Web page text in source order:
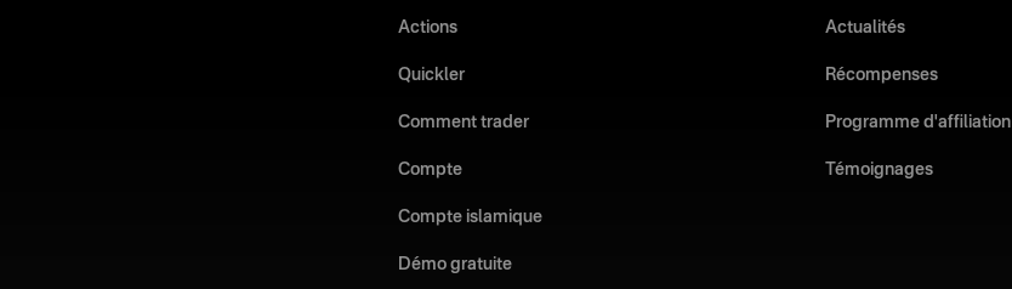
Actions
Quickler
Comment trader
Compte
Compte islamique
Démo gratuite
Actualités
Récompenses
Programme d'affiliation
Témoignages